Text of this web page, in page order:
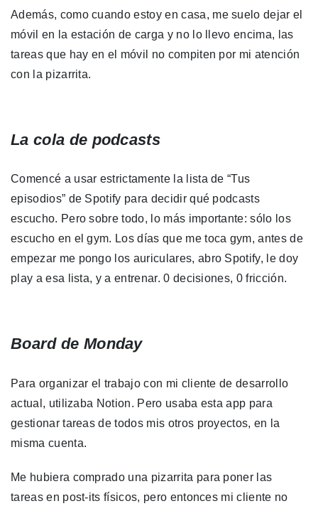
Además, como cuando estoy en casa, me suelo dejar el
móvil en la estación de carga y no lo llevo encima, las
tareas que hay en el móvil no compiten por mi atención
con la pizarrita.
La cola de podcasts
Comencé a usar estrictamente la lista de “Tus
episodios” de Spotify para decidir qué podcasts
escucho. Pero sobre todo, lo más importante: sólo los
escucho en el gym. Los días que me toca gym, antes de
empezar me pongo los auriculares, abro Spotify, le doy
play a esa lista, y a entrenar. 0 decisiones, 0 fricción.
Board de Monday
Para organizar el trabajo con mi cliente de desarrollo
actual, utilizaba Notion. Pero usaba esta app para
gestionar tareas de todos mis otros proyectos, en la
misma cuenta.
Me hubiera comprado una pizarrita para poner las
tareas en post-its físicos, pero entonces mi cliente no